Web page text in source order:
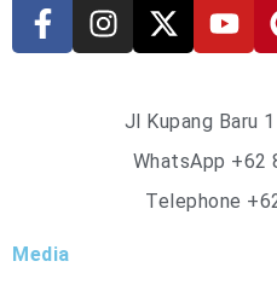
Jl Kupang Baru
WhatsApp +62
Telephone
Media